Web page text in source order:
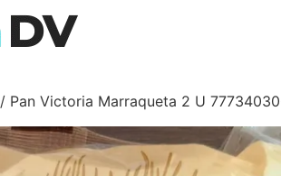
/ Pan Victoria Marraqueta 2 U